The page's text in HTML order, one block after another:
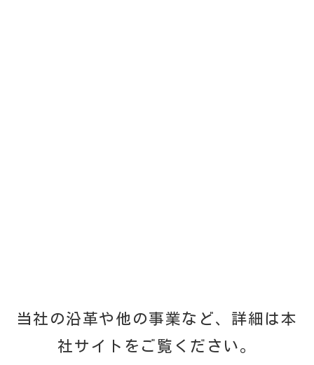
当社の沿革や他の事業など、詳細は本
社サイトをご覧ください。